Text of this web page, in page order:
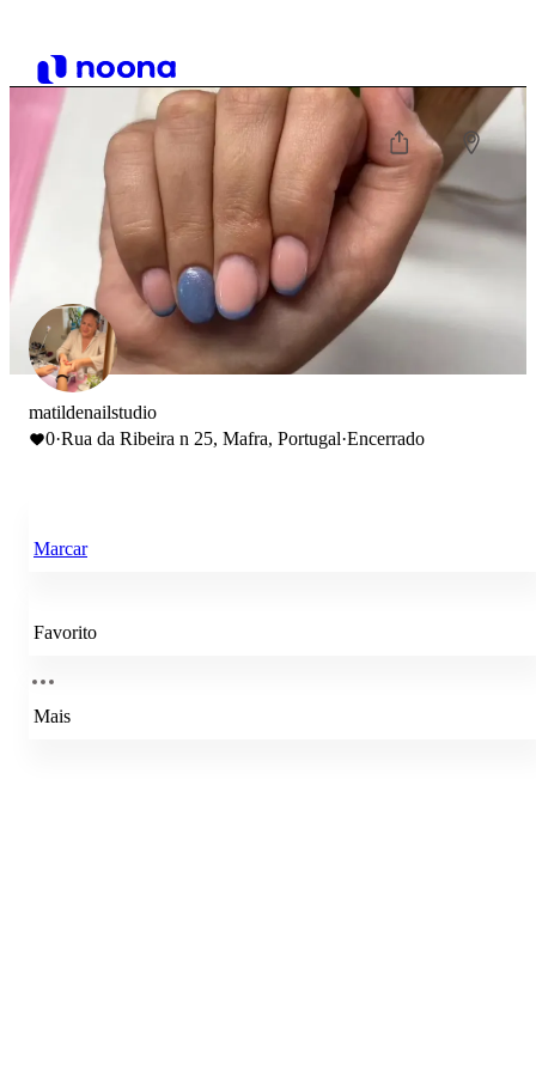
matildenailstudio
0·Rua da Ribeira n 25, Mafra, Portugal·Encerrado
Marcar
Favorito
Mais